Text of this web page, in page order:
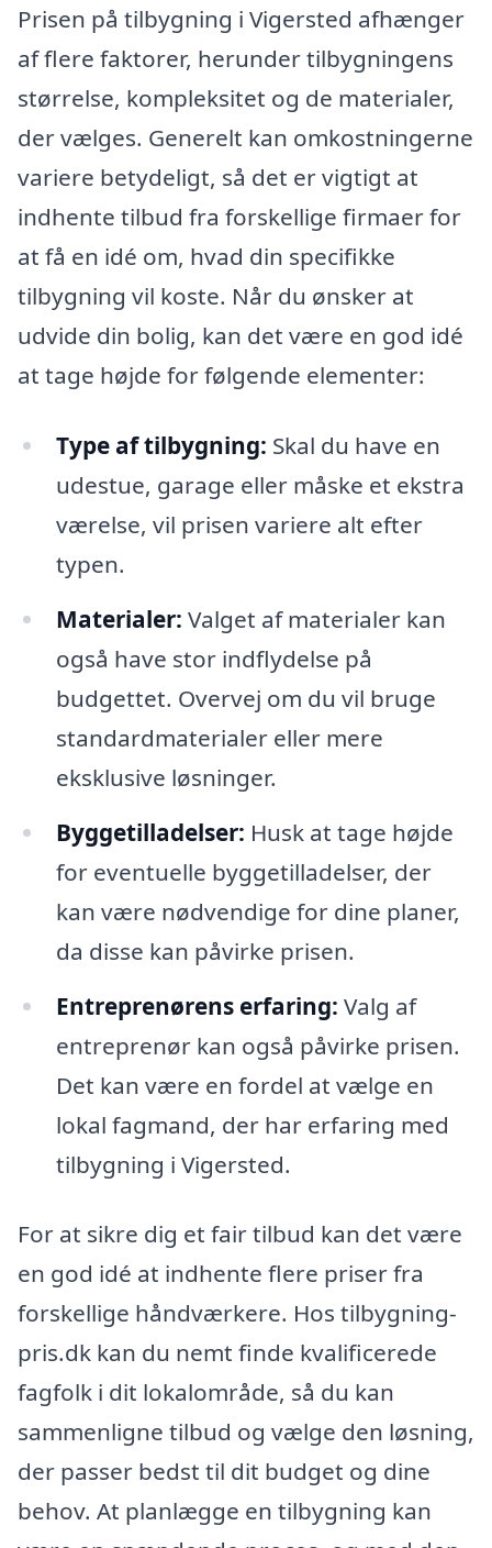
Prisen på tilbygning i Vigersted afhænger
af flere faktorer, herunder tilbygningens
størrelse, kompleksitet og de materialer,
der vælges. Generelt kan omkostningerne
variere betydeligt, så det er vigtigt at
indhente tilbud fra forskellige firmaer for
at få en idé om, hvad din specifikke
tilbygning vil koste. Når du ønsker at
udvide din bolig, kan det være en god idé
at tage højde for følgende elementer:
Type af tilbygning: Skal du have en
udestue, garage eller måske et ekstra
værelse, vil prisen variere alt efter
typen.
Materialer: Valget af materialer kan
også have stor indflydelse på
budgettet. Overvej om du vil bruge
standardmaterialer eller mere
eksklusive løsninger.
Byggetilladelser: Husk at tage højde
for eventuelle byggetilladelser, der
kan være nødvendige for dine planer,
da disse kan påvirke prisen.
Entreprenørens erfaring: Valg af
entreprenør kan også påvirke prisen.
Det kan være en fordel at vælge en
lokal fagmand, der har erfaring med
tilbygning i Vigersted.
For at sikre dig et fair tilbud kan det være
en god idé at indhente flere priser fra
forskellige håndværkere. Hos tilbygning-
pris.dk kan du nemt finde kvalificerede
fagfolk i dit lokalområde, så du kan
sammenligne tilbud og vælge den løsning,
der passer bedst til dit budget og dine
behov. At planlægge en tilbygning kan